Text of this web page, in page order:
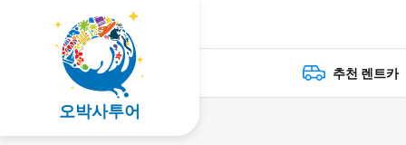
오박사투어
추천 렌트카